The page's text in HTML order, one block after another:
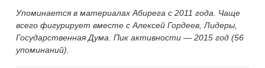
Упоминается в материалах Абирега с 2011 года. Чаще
всего фигурирует вместе с Алексей Гордеев, Лидеры,
Государственная Дума. Пик активности — 2015 год (56
упоминаний).